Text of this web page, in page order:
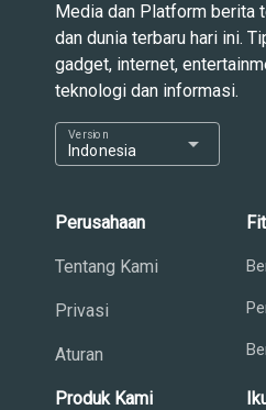
Media dan Platform berita
dan dunia terbaru hari ini.
gadget, internet,
teknologi dan informasi.
Indonesia
Version arrow_drop_down
Perusahaan
Tentang Kami
Privasi
Aturan
Produk Kami